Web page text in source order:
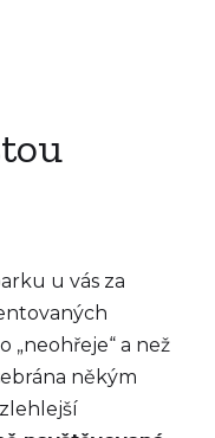
u vás za
„neohřeje“ a než
někým